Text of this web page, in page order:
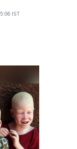
IST